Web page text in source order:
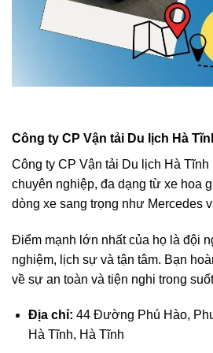
Công ty CP Vận tải Du lịch Hà
Công ty CP Vận tải Du lịch Hà
chuyên nghiệp, đa dạng từ xe hoa
dòng xe sang trọng như Mercedes
Điểm mạnh lớn nhất của họ là đội
nghiệm, lịch sự và tận tâm. Bạn
về sự an toàn và tiện nghi trong
Địa chỉ: 44 Đường Phú Hào,
Hà Tĩnh, Hà Tĩnh